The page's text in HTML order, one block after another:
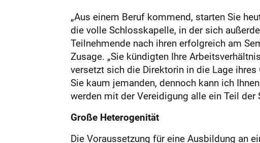
„Aus einem Beruf kommend, starten Sie
die volle Schlosskapelle, in der sich
Teilnehmende nach ihren erfolgreich am
Zusage. „Sie kündigten Ihre
versetzt sich die Direktorin in die Lage
Sie kaum jemanden, dennoch kann ich
werden mit der Vereidigung alle ein Teil
Große Heterogenität
Die Voraussetzung für eine Ausbildung an